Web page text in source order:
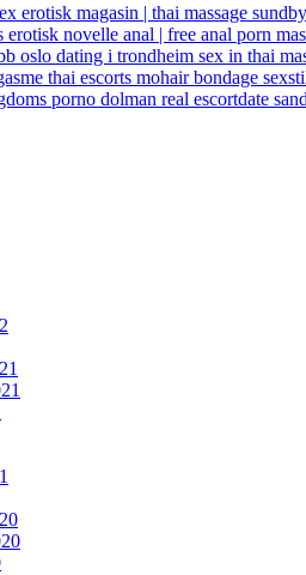
erotisk magasin | thai massage
erotisk novelle anal | free anal porn
oslo dating i trondheim sex in thai
thai escorts mohair bondage
porno dolman real escortdate